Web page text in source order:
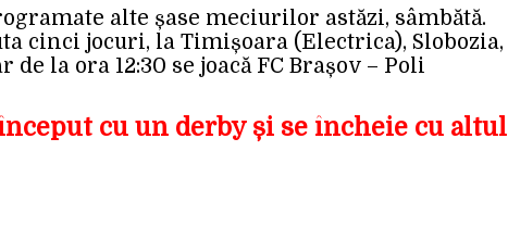
alte șase meciurilor astăzi, sâmbătă.
cinci jocuri, la Timișoara (Electrica), Slobozia,
la ora 12:30 se joacă FC Brașov – Poli
început cu un derby și se încheie cu altul